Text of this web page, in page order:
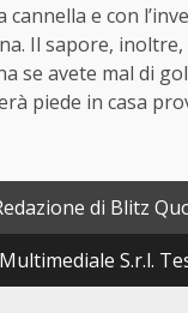
e con
Il sapore,
se avete mal di
piede in casa
di Blitz
S.r.l.